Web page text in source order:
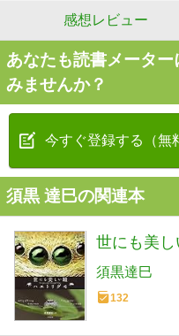
感想レビュー
あなたも読書メータ
みませんか？
今すぐ登録する（無
須黒 達巳の関連本
世にも美
須黒達巳
132